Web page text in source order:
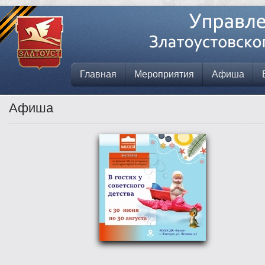
Главная Мероприятия Афиша
Афиша